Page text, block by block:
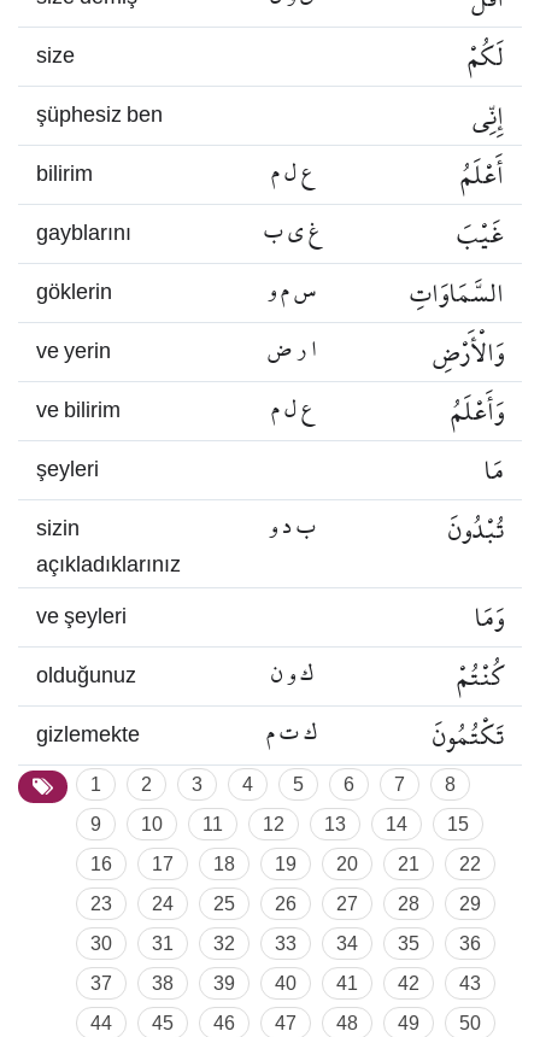
size لَكُمْ
şüphesiz ben إِنِّي
bilirim ع ل م أَعْلَمُ
gayblarını غ ي ب غَيْبَ
göklerin س م و السَّمَاوَاتِ
ve yerin ا ر ض وَالْأَرْضِ
ve bilirim ع ل م وَأَعْلَمُ
şeyleri مَا
sizin
açıkladıklarınız
ب د و تُبْدُونَ
ve şeyleri وَمَا
olduğunuz ك و ن كُنْتُمْ
gizlemekte ك ت م تَكْتُمُونَ
1 2 3 4 5 6 7
8
9
10 11 12 13 14
15
16
17 18 19 20 21
22
23
24 25 26 27 28
29
30
31 32 33 34 35
36
37
38 39 40 41 42
43
44
45 46 47 48 49
50